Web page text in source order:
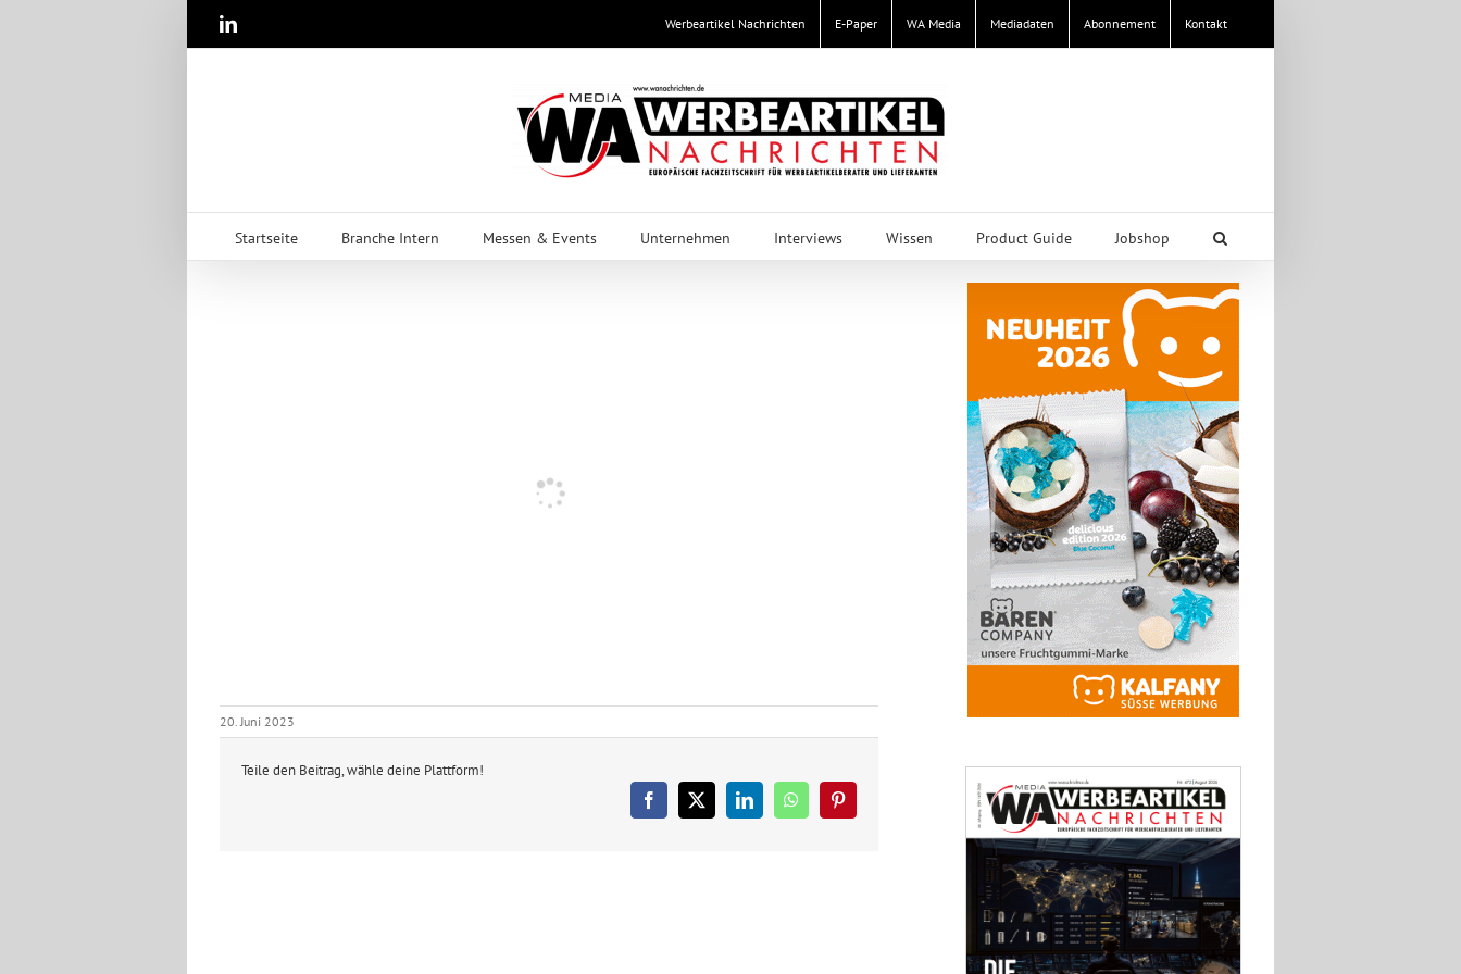
LinkedIn Werbeartikel Nachrichten E-Paper WA Media Mediadaten Abonnement Kontakt
Startseite Branche Intern Messen & Events Unternehmen Interviews Wissen Product Guide Jobshop
20. Juni 2023
Teile den Beitrag, wähle deine Plattform!
Facebook
X LinkedInWhatsAppPinterest